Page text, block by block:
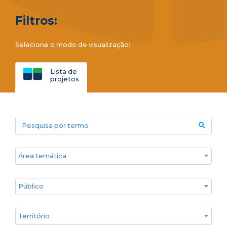
Filtros:
Selecione o modo de visualização:
Lista de
projetos
Pesquisa por termo
Áreas temáticas
Público
Territórios